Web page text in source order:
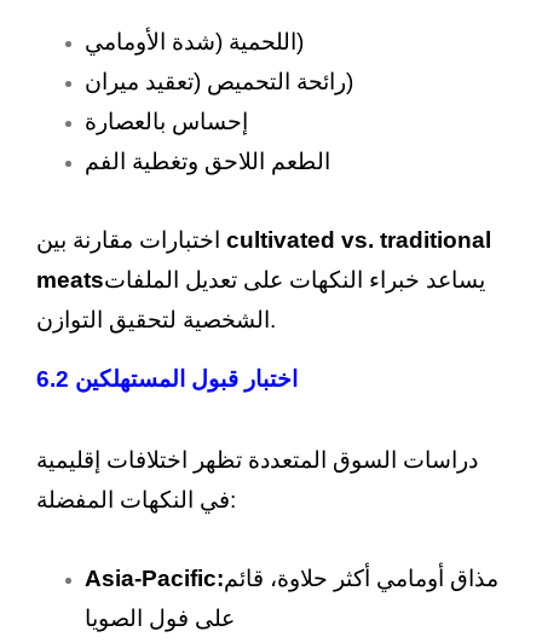
اللحمية (شدة الأومامي)
رائحة التحميص (تعقيد ميران)
إحساس بالعصارة
الطعم اللاحق وتغطية الفم
cultivated vs. traditional
meatsيساعد خبراء النكهات على تعديل الملفات
الشخصية لتحقيق التوازن.
اختبار قبول المستهلكين 6.2
دراسات السوق المتعددة تظهر اختلافات إقليمية
في النكهات المفضلة:
Asia-Pacific:مذاق أومامي أكثر حلاوة، قائم
على فول الصويا